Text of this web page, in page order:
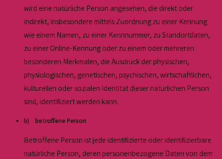
wird eine natürliche Person angesehen, die direkt oder
indirekt, insbesondere mittels Zuordnung zu einer Kennung
wie einem Namen, zu einer Kennnummer, zu Standortdaten,
zu einer Online-Kennung oder zu einem oder mehreren
besonderen Merkmalen, die Ausdruck der physischen,
physiologischen, genetischen, psychischen, wirtschaftlichen,
kulturellen oder sozialen Identität dieser natürlichen Person
sind, identifiziert werden kann.
b) betroffene Person
Betroffene Person ist jede identifizierte oder identifizierbare
natürliche Person, deren personenbezogene Daten von dem